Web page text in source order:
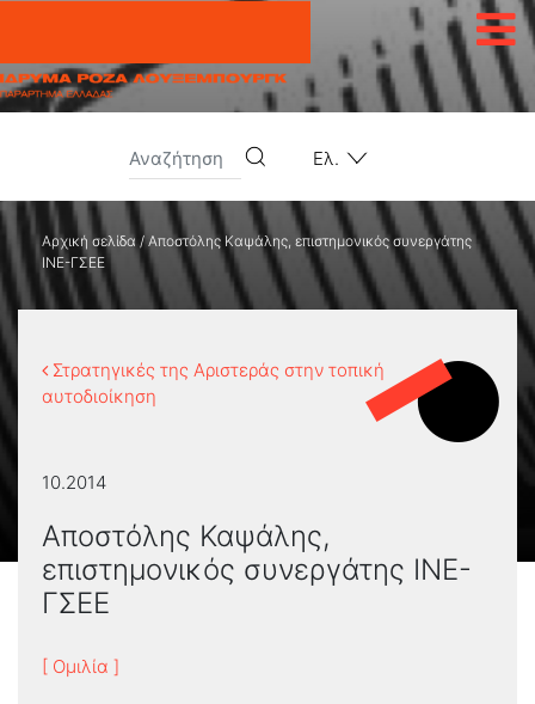
Ελ.
Αρχική σελίδα /Αποστόλης Καψάλης, επιστημονικός συνεργάτης
ΙΝΕ-ΓΣΕΕ
Στρατηγικές της Αριστεράς στην τοπική
αυτοδιοίκηση
10.2014
Αποστόλης Καψάλης,
επιστημονικός συνεργάτης ΙΝΕ-
ΓΣΕΕ
[ Ομιλία ]